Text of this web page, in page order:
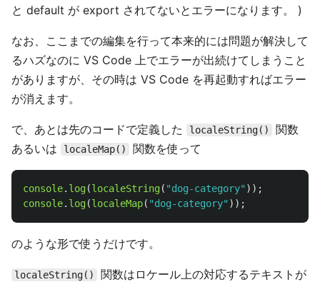
と default が export されてないとエラーになります。 )
なお、ここまでの編集を行って本来的には問題が解決して
るハズなのに VS Code 上でエラーが出続けてしまうこと
がありますが、その時は VS Code を再起動すればエラー
が消えます。
で、あとは先のコードで定義した localeString()
関数
あるいは
localeMap() 関数を使って
console. log(localeString( "dog-category" ));
console. log(localeMap( "dog-category" ));
のような形で使うだけです。
localeString()
関数はロケール上の対応するテキストが